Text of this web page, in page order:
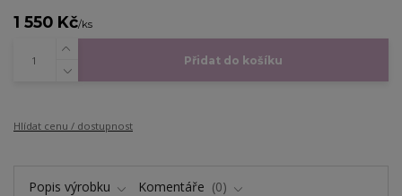
1 550 Kč/ks
Přidat do košíku
Hlídat cenu / dostupnost
Popis výrobku Komentáře 0